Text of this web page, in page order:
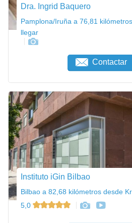
Dra. Ingrid Baquero
Pamplona/Iruña a 76,81
llegar
Contactar
Instituto iGin Bilbao
Bilbao a 82,68 kilómetros desde
5,0